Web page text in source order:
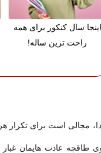
اینجا سال کنکور برای همه
راحت ترین ساله!
مجالى است براى تکرار
طاقچه عادت هایمان